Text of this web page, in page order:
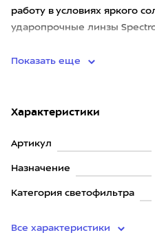
работу в условиях яркого
ударопрочные линзы
Показать еще
Характеристики
Артикул
Назначение
Категория светофильтра
Все характеристики